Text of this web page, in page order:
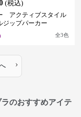
(税込)
アクティブスタイル
ジップパーカー
全3色
›
のおすすめアイテ